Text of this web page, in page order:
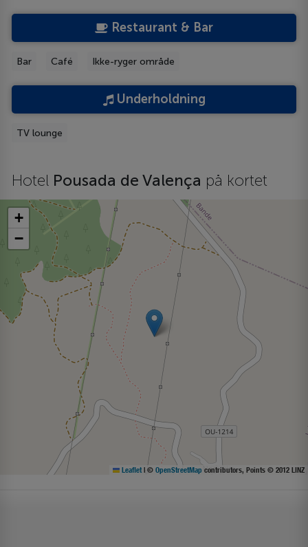
Restaurant & Bar
Bar Café Ikke-ryger område
Underholdning
TV lounge
Hotel Pousada de Valença på kortet
+
−
Leaflet | © OpenStreetMap contributors, Points © 2012 LINZ